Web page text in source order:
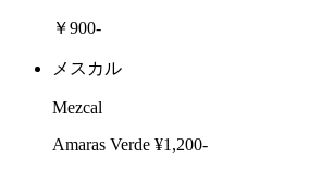
￥900-
メスカル
Mezcal
Amaras Verde ¥1,200-